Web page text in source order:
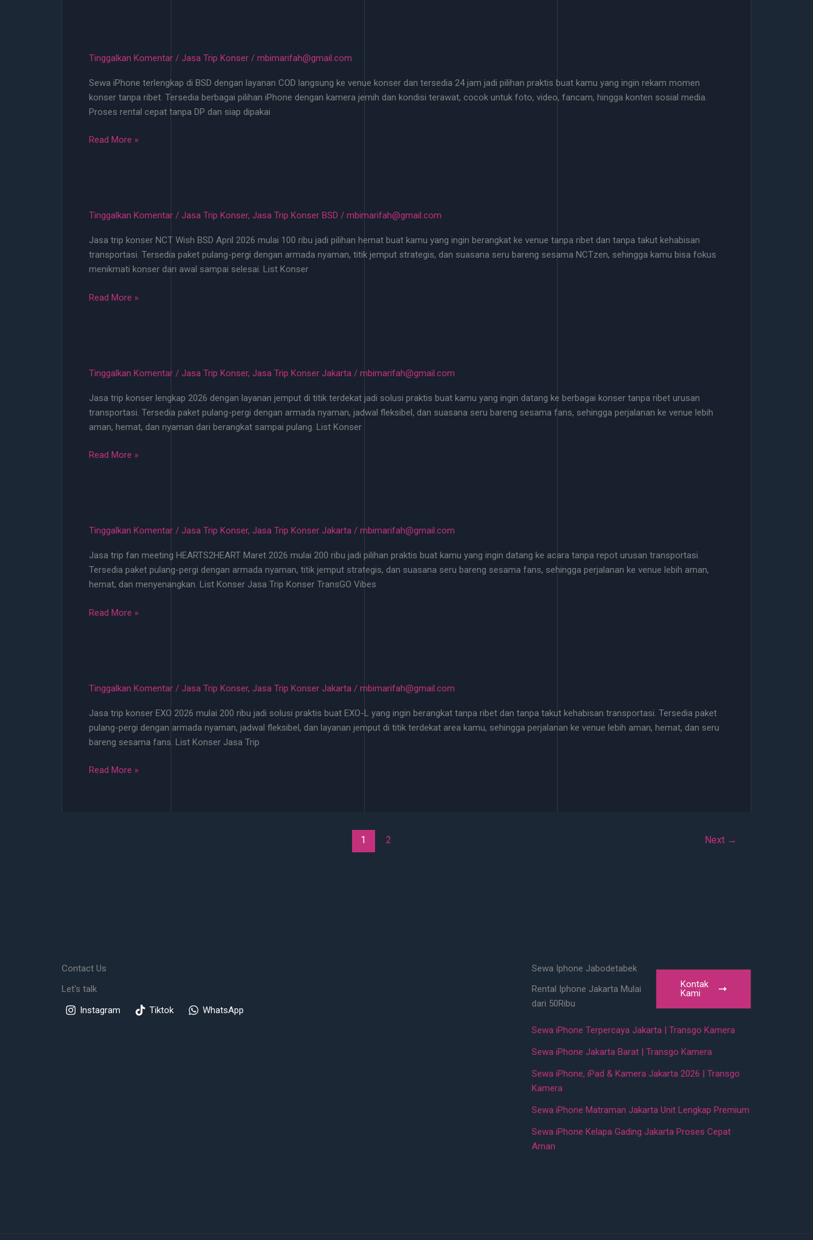
Jakarta
Juli
2026
Tinggalkan Komentar / Jasa Trip Konser / mbimarifah@gmail.com
Sewa iPhone terlengkap di BSD dengan layanan COD langsung ke venue konser dan tersedia 24 jam jadi pilihan praktis buat kamu yang ingin rekam momen
konser tanpa ribet. Tersedia berbagai pilihan iPhone dengan kamera jernih dan kondisi terawat, cocok untuk foto, video, fancam, hingga konten sosial media.
Proses rental cepat tanpa DP dan siap dipakai
Jasa
Cuma
Ribu
Bisa
Jemput
Titik
Read More »
Tinggalkan Komentar / Jasa Trip Konser, Jasa Trip Konser BSD / mbimarifah@gmail.com
Jasa trip konser NCT Wish BSD April 2026 mulai 100 ribu jadi pilihan hemat buat kamu yang ingin berangkat ke venue tanpa ribet dan tanpa takut kehabisan
transportasi. Tersedia paket pulang-pergi dengan armada nyaman, titik jemput strategis, dan suasana seru bareng sesama NCTzen, sehingga kamu bisa fokus
menikmati konser dari awal sampai selesai. List Konser
Jasa
BSD
2026
Mulai
100
Read More »
Tinggalkan Komentar / Jasa Trip Konser, Jasa Trip Konser Jakarta / mbimarifah@gmail.com
Jasa trip konser lengkap 2026 dengan layanan jemput di titik terdekat jadi solusi praktis buat kamu yang ingin datang ke berbagai konser tanpa ribet urusan
transportasi. Tersedia paket pulang-pergi dengan armada nyaman, jadwal fleksibel, dan suasana seru bareng sesama fans, sehingga perjalanan ke venue lebih
aman, hemat, dan nyaman dari berangkat sampai pulang. List Konser
Jasa
Mulai
Bisa
Jemput
di
Terdekat
Read More »
Tinggalkan Komentar / Jasa Trip Konser, Jasa Trip Konser Jakarta / mbimarifah@gmail.com
Jasa trip fan meeting HEARTS2HEART Maret 2026 mulai 200 ribu jadi pilihan praktis buat kamu yang ingin datang ke acara tanpa repot urusan transportasi.
Tersedia paket pulang-pergi dengan armada nyaman, titik jemput strategis, dan suasana seru bareng sesama fans, sehingga perjalanan ke venue lebih aman,
hemat, dan menyenangkan. List Konser Jasa Trip Konser TransGO Vibes
Jasa
Maret
Mulai
200
Ribu
Read More »
Tinggalkan Komentar / Jasa Trip Konser, Jasa Trip Konser Jakarta / mbimarifah@gmail.com
Jasa trip konser EXO 2026 mulai 200 ribu jadi solusi praktis buat EXO-L yang ingin berangkat tanpa ribet dan tanpa takut kehabisan transportasi. Tersedia paket
pulang-pergi dengan armada nyaman, jadwal fleksibel, dan layanan jemput di titik terdekat area kamu, sehingga perjalanan ke venue lebih aman, hemat, dan seru
bareng sesama fans. List Konser Jasa Trip
Jasa
Read More »
1 2 Next →
Contact Us
Let's talk
Instagram
Tiktok WhatsApp
Sewa Iphone Jabodetabek
Rental Iphone Jakarta Mulai
dari 50Ribu
Kontak
Kami
Sewa iPhone Terpercaya Jakarta | Transgo Kamera
Sewa iPhone Jakarta Barat | Transgo Kamera
Sewa iPhone, iPad & Kamera Jakarta 2026 | Transgo
Kamera
Sewa iPhone Matraman Jakarta Unit Lengkap Premium
Sewa iPhone Kelapa Gading Jakarta Proses Cepat
Aman